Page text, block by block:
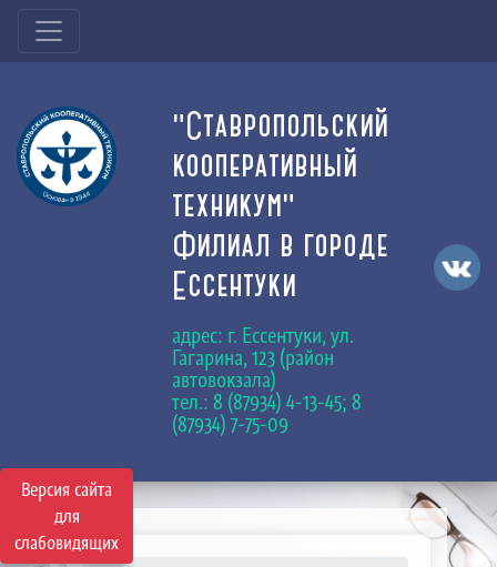
Версия сайта
для
слабовидящих
"Ставропольский
кооперативный
техникум"
Филиал в городе
Ессентуки
адрес: г. Ессентуки, ул.
Гагарина, 123 (район
автовокзала)
тел.: 8 (87934) 4-13-45; 8
(87934) 7-75-09